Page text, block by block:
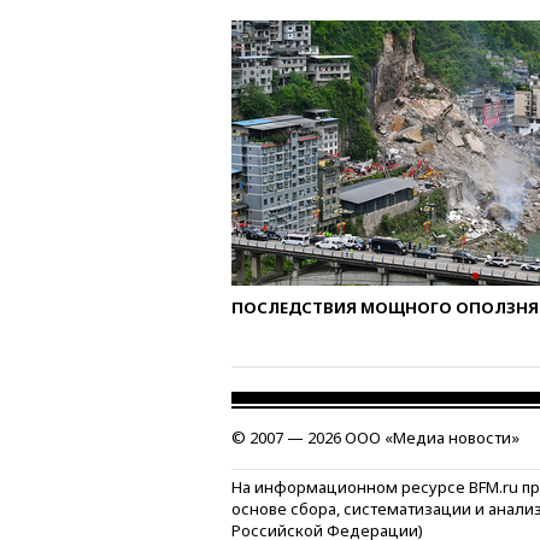
ПОСЛЕДСТВИЯ МОЩНОГО ОПОЛЗНЯ
© 2007 — 2026 ООО «Медиа новости»
На информационном ресурсе BFM.ru
основе сбора, систематизации и
Российской Федерации)